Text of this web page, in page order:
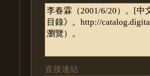
直接連結